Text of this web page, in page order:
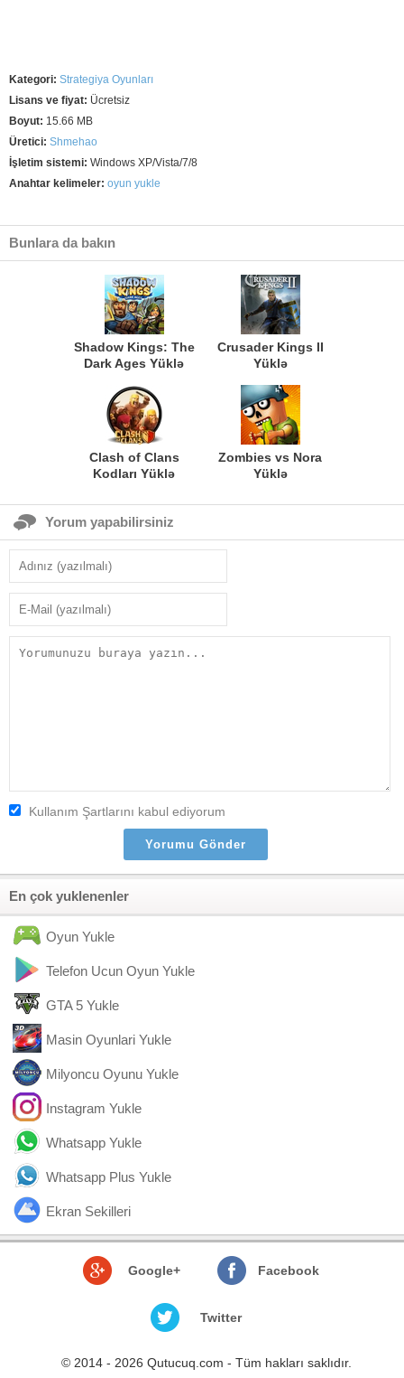
Kategori: Strategiya Oyunları
Lisans ve fiyat: Ücretsiz
Boyut: 15.66 MB
Üretici: Shmehao
İşletim sistemi: Windows XP/Vista/7/8
Anahtar kelimeler: oyun yukle
Bunlara da bakın
Shadow Kings: The
Dark Ages Yüklə
Crusader Kings II
Yüklə
Clash of Clans
Kodları Yüklə
Zombies vs Nora
Yüklə
Yorum yapabilirsiniz
Kullanım Şartlarını kabul ediyorum
En çok yuklenenler
Oyun Yukle
Telefon Ucun Oyun Yukle
GTA 5 Yukle
Masin Oyunlari Yukle
Milyoncu Oyunu Yukle
Instagram Yukle
Whatsapp Yukle
Whatsapp Plus Yukle
Ekran Sekilleri
Google+ Facebook
Twitter
© 2014 - 2026 Qutucuq.com - Tüm hakları saklıdır.